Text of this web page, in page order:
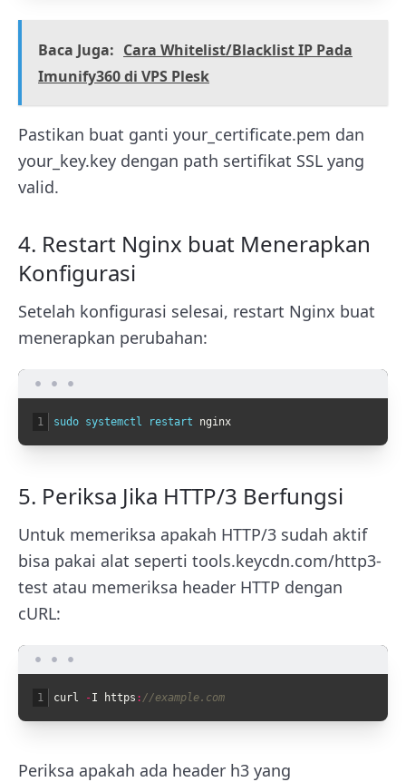
Baca Juga: Cara Whitelist/Blacklist IP Pada
Imunify360 di VPS Plesk
Pastikan buat ganti your_certificate.pem dan
your_key.key dengan path sertifikat SSL yang
valid.
4. Restart Nginx buat Menerapkan
Konfigurasi
Setelah konfigurasi selesai, restart Nginx buat
menerapkan perubahan:
1 sudo systemctl restart nginx
5. Periksa Jika HTTP/3 Berfungsi
Untuk memeriksa apakah HTTP/3 sudah aktif
bisa pakai alat seperti tools.keycdn.com/http3-
test atau memeriksa header HTTP dengan
cURL:
1 curl -I https : //example.com
Periksa apakah ada header h3 yang